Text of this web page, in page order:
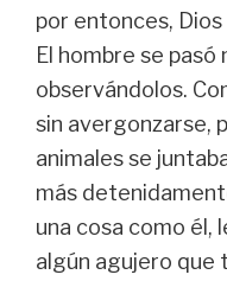
por entonces,
El hombre se
observándolos.
sin avergonzarse,
animales se
más
una cosa como él,
algún agujero que